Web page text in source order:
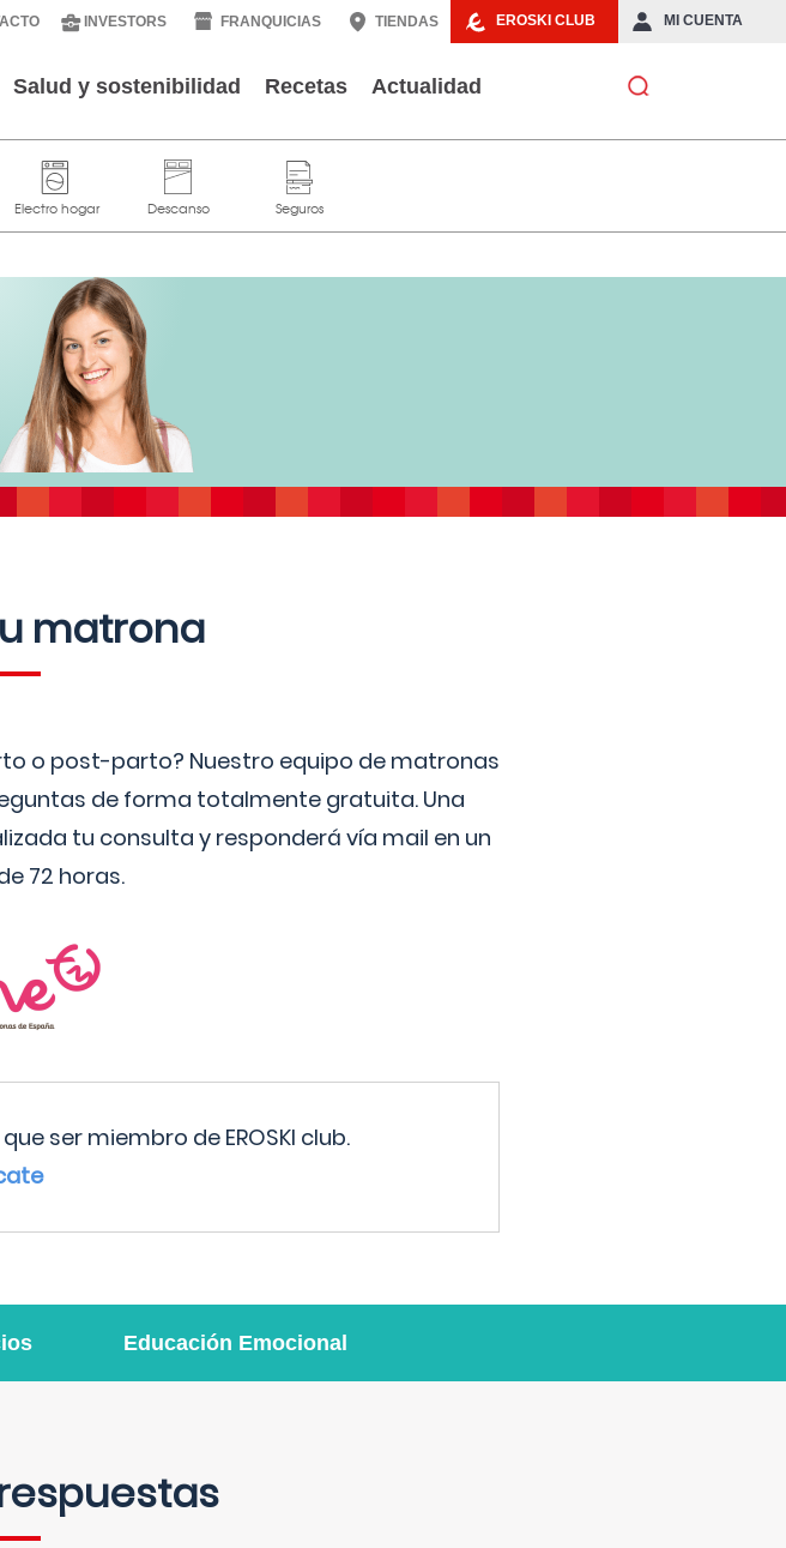
EROSKI CLUB MI CUENTA
INVESTORS FRANQUICIAS TIENDAS
Salud y sostenibilidad Recetas Actualidad
matrona
o post-parto? Nuestro equipo de matronas
de forma totalmente gratuita. Una
tu consulta y responderá vía mail en un
72 horas.
ser miembro de EROSKI club.
Educación Emocional